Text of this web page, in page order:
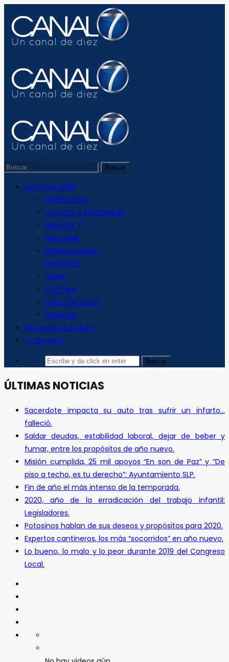
NOTICIAS 2019
ENTREVISTAS
LOCALES Y REGIONALES
REPORTE 7
NACIONAL
INTERNACIONAL
DEPORTES
CLIMA
CULTURA
ESPECTACULOS
FINANZAS
NOTICIAS ACTUALES
TV EN VIVO
ÚLTIMAS NOTICIAS
Sacerdote impacta su auto tras sufrir un infarto…
falleció.
Saldar deudas, estabilidad laboral, dejar de beber y
fumar, entre los propósitos de año nuevo.
Misión cumplida, 25 mil apoyos “En son de Paz” y “De
piso a techo, es tu derecho”: Ayuntamiento SLP.
Fin de año el más intenso de la temporada.
2020, año de la erradicación del trabajo infantil:
Legisladores.
Potosinos hablan de sus deseos y propósitos para 2020.
Expertos cantineros, los más “socorridos” en año nuevo.
Lo bueno, lo malo y lo peor durante 2019 del Congreso
Local.